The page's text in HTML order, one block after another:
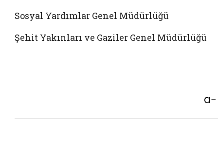
Sosyal Yardımlar Genel Müdürlüğü
Şehit Yakınları ve Gaziler Genel Müdürlüğü